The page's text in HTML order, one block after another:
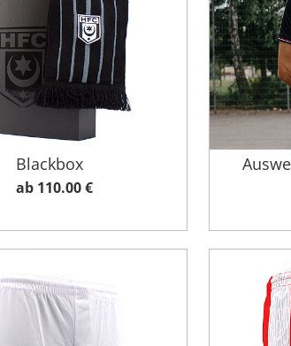
Blackbox
ab 110.00 €